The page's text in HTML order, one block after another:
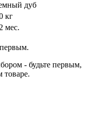
дуб
кг
мес.
- будьте первым,
товаре.